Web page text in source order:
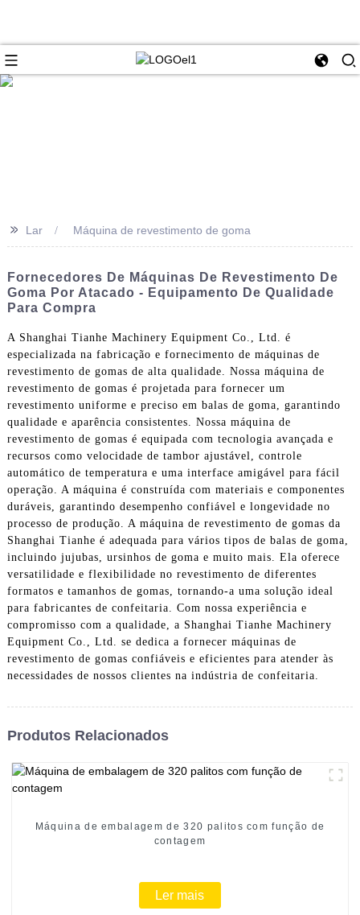
>> Lar Máquina de revestimento de goma
Fornecedores De Máquinas De Revestimento De
Goma Por Atacado - Equipamento De Qualidade
Para Compra
A Shanghai Tianhe Machinery Equipment Co., Ltd. é
especializada na fabricação e fornecimento de máquinas de
revestimento de gomas de alta qualidade. Nossa máquina de
revestimento de gomas é projetada para fornecer um
revestimento uniforme e preciso em balas de goma, garantindo
qualidade e aparência consistentes. Nossa máquina de
revestimento de gomas é equipada com tecnologia avançada e
recursos como velocidade de tambor ajustável, controle
automático de temperatura e uma interface amigável para fácil
operação. A máquina é construída com materiais e componentes
duráveis, garantindo desempenho confiável e longevidade no
processo de produção. A máquina de revestimento de gomas da
Shanghai Tianhe é adequada para vários tipos de balas de goma,
incluindo jujubas, ursinhos de goma e muito mais. Ela oferece
versatilidade e flexibilidade no revestimento de diferentes
formatos e tamanhos de gomas, tornando-a uma solução ideal
para fabricantes de confeitaria. Com nossa experiência e
compromisso com a qualidade, a Shanghai Tianhe Machinery
Equipment Co., Ltd. se dedica a fornecer máquinas de
revestimento de gomas confiáveis ​​e eficientes para atender às
necessidades de nossos clientes na indústria de confeitaria.
Produtos Relacionados
Máquina de embalagem de 320 palitos com função de
contagem
Ler mais